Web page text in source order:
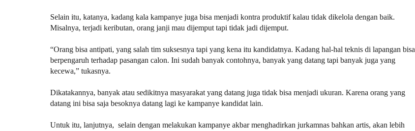
Selain itu, katanya, kadang kala kampanye juga bisa menjadi kontra produktif kalau tidak dikelola dengan baik.
Misalnya, terjadi keributan, orang janji mau dijemput tapi tidak jadi dijemput.
“Orang bisa antipati, yang salah tim suksesnya tapi yang kena itu kandidatnya. Kadang hal-hal teknis di lapangan bisa
berpengaruh terhadap pasangan calon. Ini sudah banyak contohnya, banyak yang datang tapi banyak juga yang
kecewa,” tukasnya.
Dikatakannya, banyak atau sedikitnya masyarakat yang datang juga tidak bisa menjadi ukuran. Karena orang yang
datang ini bisa saja besoknya datang lagi ke kampanye kandidat lain.
Untuk itu, lanjutnya, selain dengan melakukan kampanye akbar menghadirkan jurkamnas bahkan artis, akan lebih